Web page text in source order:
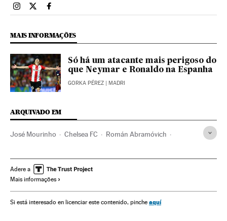
Esportes El País Brasil en Instagram
Esportes El País Brasil en Twitter
Esportes El País Brasil en Facebook
MAIS INFORMAÇÕES
Só há um atacante mais perigoso do
que Neymar e Ronaldo na Espanha
GORKA PÉREZ | MADRI
ARQUIVADO EM
José Mourinho Chelsea FC Román Abramóvich
Premier League 2017/2018
Liga futebol
Champions League Futebol Competições Esportes
Adere a
Mais informações
Si está interesado en licenciar este contenido, pinche aquí